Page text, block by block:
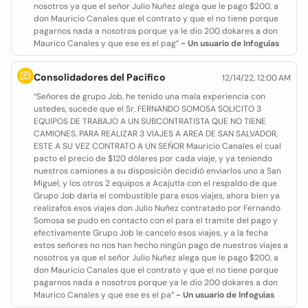
nosotros ya que el señor Julio Nuñez alega que le pago $200, a
don Mauricio Canales que el contrato y que el no tiene porque
pagarnos nada a nosotros porque ya le dio 200 dokares a don
Maurico Canales y que ese es el pag” - Un usuario de Infoguías
Consolidadores del Pacífico
12/14/22, 12:00 AM
“Señores de grupo Job, he tenido una mala experiencia con
ustedes, sucede que el Sr. FERNANDO SOMOSA SOLICITO 3
EQUIPOS DE TRABAJO A UN SUBCONTRATISTA QUE NO TIENE
CAMIONES. PARA REALIZAR 3 VIAJES A AREA DE SAN SALVADOR,
ESTE A SU VEZ CONTRATO A UN SEÑOR Mauricio Canales el cual
pacto el precio de $120 dólares por cada viaje, y ya teniendo
nuestros camiones a su disposición decidió enviarlos uno a San
Miguel, y los otros 2 equipos a Acajutla con el respaldo de que
Grupo Job daría el combustible para esos viajes, ahora bien ya
realizafos esos viajes don Julio Nuñez contratado por Fernando
Somosa se pudo en contacto con el para el tramite del pago y
efectivamente Grupo Job le cancelo esos viajes, y a la fecha
estos señores no nos han hecho ningún pago de nuestros viajes a
nosotros ya que el señor Julio Nuñez alega que le pago $200, a
don Mauricio Canales que el contrato y que el no tiene porque
pagarnos nada a nosotros porque ya le dio 200 dokares a don
Maurico Canales y que ese es el pa” - Un usuario de Infoguías